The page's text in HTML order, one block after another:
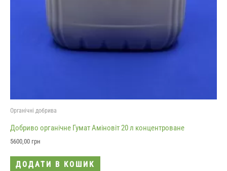
Органічні добрива
Добриво органічне Гумат Аміновіт 20 л концентроване
5600,00 грн
ДОДАТИ В КОШИК